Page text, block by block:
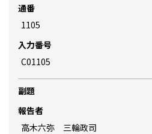
通番
1105
入力番号
C01105
副題
報告者
高木六弥 三輪政司